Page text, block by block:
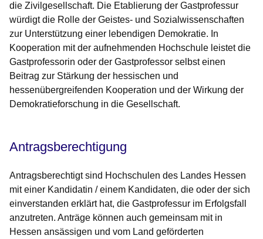
die Zivilgesellschaft. Die Etablierung der Gastprofessur
würdigt die Rolle der Geistes- und Sozialwissenschaften
zur Unterstützung einer lebendigen Demokratie. In
Kooperation mit der aufnehmenden Hochschule leistet die
Gastprofessorin oder der Gastprofessor selbst einen
Beitrag zur Stärkung der hessischen und
hessenübergreifenden Kooperation und der Wirkung der
Demokratieforschung in die Gesellschaft.
Antragsberechtigung
Antragsberechtigt sind Hochschulen des Landes Hessen
mit einer Kandidatin / einem Kandidaten, die oder der sich
einverstanden erklärt hat, die Gastprofessur im Erfolgsfall
anzutreten. Anträge können auch gemeinsam mit in
Hessen ansässigen und vom Land geförderten